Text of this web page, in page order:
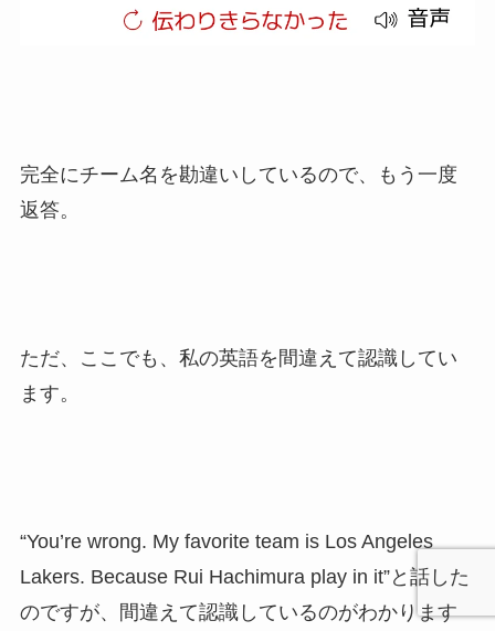
完全にチーム名を勘違いしているので、もう一度
返答。
ただ、ここでも、私の英語を間違えて認識してい
ます。
“You’re wrong. My favorite team is Los Angeles
Lakers. Because Rui Hachimura play in it”と話した
のですが、間違えて認識しているのがわかります